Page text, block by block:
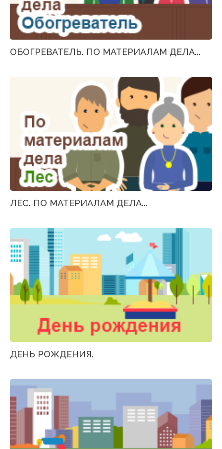
ОБОГРЕВАТЕЛЬ. ПО МАТЕРИАЛАМ ДЕЛА...
ЛЕС. ПО МАТЕРИАЛАМ ДЕЛА...
ДЕНЬ РОЖДЕНИЯ.